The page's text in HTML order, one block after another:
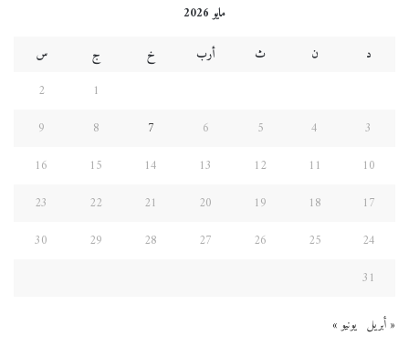
مايو 2026
د
ن ث أرب خ ج
س
1
2
3
4
5
6
7
8
9
10
11
12
13
14
15
16
17
18
19
20
21
22
23
24
25
26
27
28
29
30
31
« أبريل يونيو »